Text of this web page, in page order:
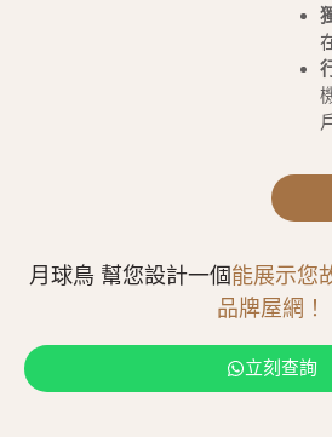
月球鳥 幫您設計一個能展示您
品牌屋網！
立刻查詢